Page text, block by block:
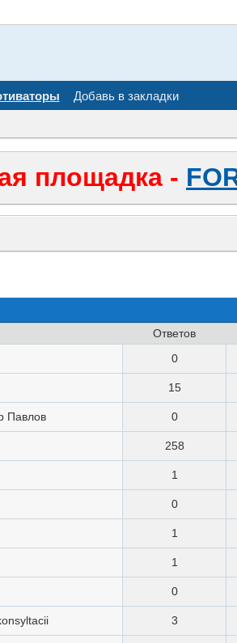
Добавь в закладки
площадка -
Ответов
0
15
Павлов 0
258
1
0
1
1
0
3